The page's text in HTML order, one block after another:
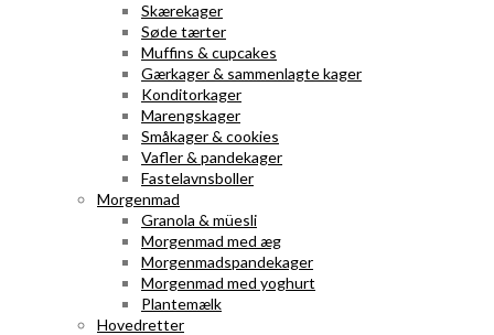
Skærekager
Søde tærter
Muffins & cupcakes
Gærkager & sammenlagte kager
Konditorkager
Marengskager
Småkager & cookies
Vafler & pandekager
Fastelavnsboller
Morgenmad
Granola & müesli
Morgenmad med æg
Morgenmadspandekager
Morgenmad med yoghurt
Plantemælk
Hovedretter